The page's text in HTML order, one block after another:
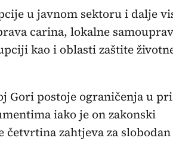
u javnom sektoru i dalje
carina, lokalne
kao i oblasti zaštite
Gori postoje ograničenja u
iako je on zakonski
četvrtina zahtjeva za